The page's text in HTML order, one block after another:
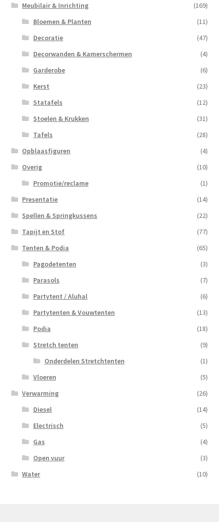
Meubilair & Inrichting
(169)
Bloemen & Planten
(11)
Decoratie
(47)
Decorwanden & Kamerschermen
(4)
Garderobe
(6)
Kerst
(23)
Statafels
(12)
Stoelen & Krukken
(31)
Tafels
(28)
Opblaasfiguren
(4)
Overig
(10)
Promotie/reclame
(1)
Presentatie
(14)
Spellen & Springkussens
(22)
Tapijt en Stof
(77)
Tenten & Podia
(65)
Pagodetenten
(3)
Parasols
(7)
Partytent / Aluhal
(6)
Partytenten & Vouwtenten
(13)
Podia
(18)
Stretch tenten
(9)
Onderdelen Stretchtenten
(1)
Vloeren
(5)
Verwarming
(26)
Diesel
(14)
Electrisch
(5)
Gas
(4)
Open vuur
(3)
Water
(10)